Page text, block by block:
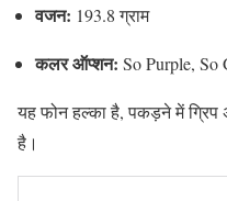
वजन: 193.8 ग्राम
कलर ऑप्शन: So Purple, So
यह फोन हल्का है, पकड़ने में ग्रिप
है।